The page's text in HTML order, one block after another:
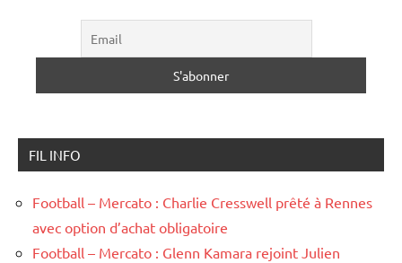
FIL INFO
Football – Mercato : Charlie Cresswell prêté à Rennes
avec option d’achat obligatoire
Football – Mercato : Glenn Kamara rejoint Julien